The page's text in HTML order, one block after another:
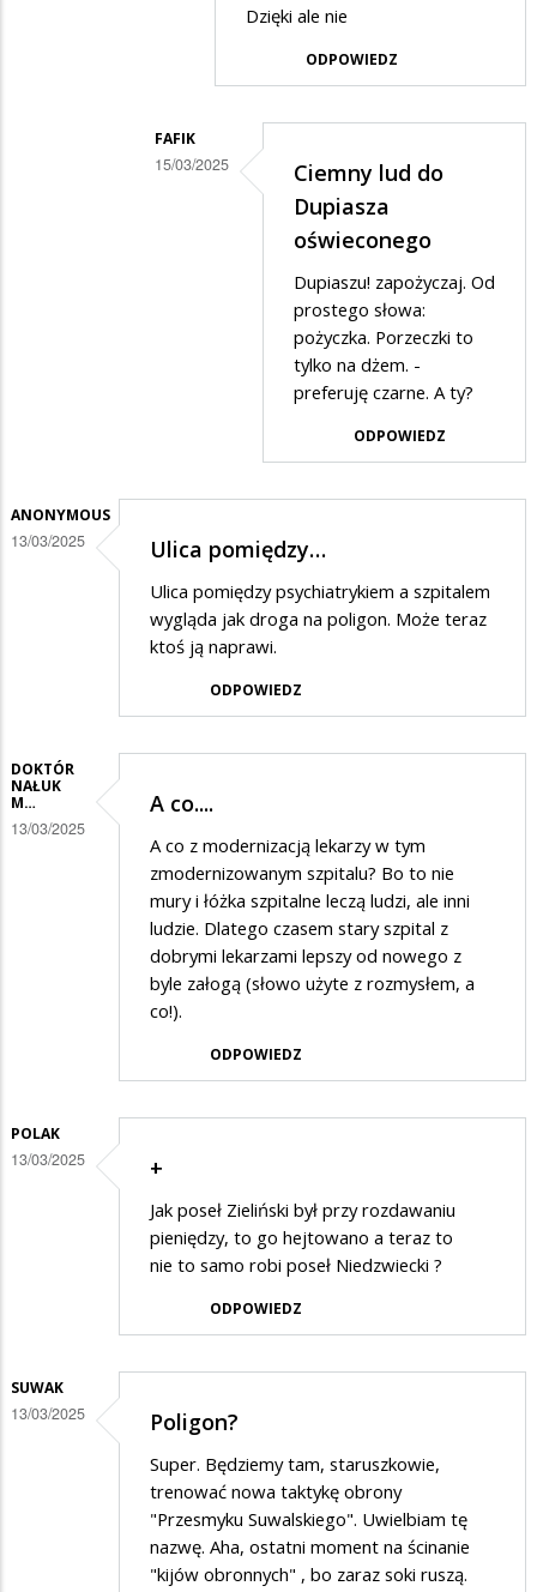
Dzięki ale nie
ODPOWIEDZ
FAFIK
15/03/2025
Ciemny lud do
Dupiasza
oświeconego
Dupiaszu! zapożyczaj. Od
prostego słowa:
pożyczka. Porzeczki to
tylko na dżem. -
preferuję czarne. A ty?
ODPOWIEDZ
ANONYMOUS
13/03/2025 Ulica pomiędzy…
Ulica pomiędzy psychiatrykiem a szpitalem
wygląda jak droga na poligon. Może teraz
ktoś ją naprawi.
ODPOWIEDZ
DOKTÓR
NAŁUK
M…
13/03/2025
A co....
A co z modernizacją lekarzy w tym
zmodernizowanym szpitalu? Bo to nie
mury i łóżka szpitalne leczą ludzi, ale inni
ludzie. Dlatego czasem stary szpital z
dobrymi lekarzami lepszy od nowego z
byle załogą (słowo użyte z rozmysłem, a
co!).
ODPOWIEDZ
POLAK
13/03/2025 +
Jak poseł Zieliński był przy rozdawaniu
pieniędzy, to go hejtowano a teraz to
nie to samo robi poseł Niedzwiecki ?
ODPOWIEDZ
SUWAK
13/03/2025 Poligon?
Super. Będziemy tam, staruszkowie,
trenować nowa taktykę obrony
"Przesmyku Suwalskiego". Uwielbiam tę
nazwę. Aha, ostatni moment na ścinanie
"kijów obronnych" , bo zaraz soki ruszą.